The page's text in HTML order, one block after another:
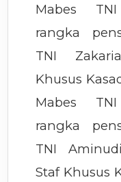
Mabes
rangka
TNI
Khusus
Mabes
rangka
TNI
Staf Khusus